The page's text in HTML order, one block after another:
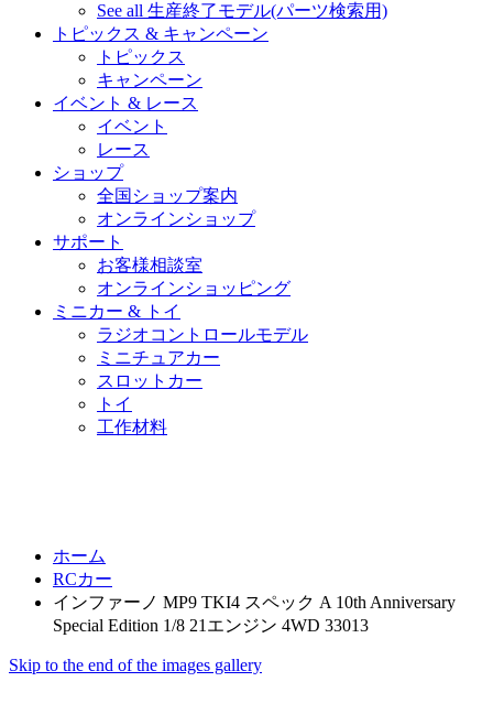
See all 生産終了モデル(パーツ検索用)
トピックス & キャンペーン
トピックス
キャンペーン
イベント & レース
イベント
レース
ショップ
全国ショップ案内
オンラインショップ
サポート
お客様相談室
オンラインショッピング
ミニカー & トイ
ラジオコントロールモデル
ミニチュアカー
スロットカー
トイ
工作材料
ホーム
RCカー
インファーノ MP9 TKI4 スペック A 10th Anniversary
Special Edition 1/8 21エンジン 4WD 33013
Skip to the end of the images gallery